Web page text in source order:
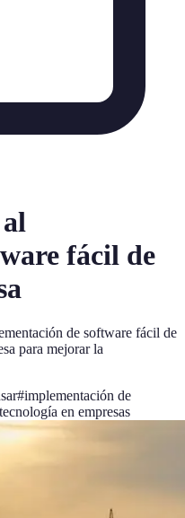
fácil de
de software fácil de
para mejorar la
#implementación de
tecnología en empresas